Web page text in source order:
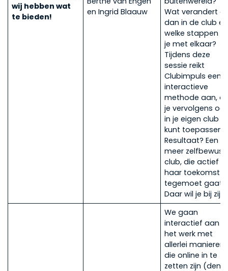
wij hebben wat
te bieden!
en Ingrid Blaauw
Wat verandert er
dan in de club en
welke stappen
je met elkaar?
Tijdens deze
sessie reikt
Clubimpuls een
interactieve
methode aan,
je vervolgens
in je eigen club
kunt toepassen.
Resultaat? Een
meer
club, die actief
haar toekomst
tegemoet gaat.
Daar wil je bij
We gaan
interactief aan
het werk met
allerlei manieren
die online in te
zetten zijn (denk